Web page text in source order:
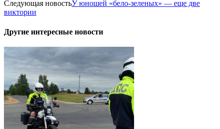
Следующая новостьУ юношей «бело-зеленых» — еще две
виктории
Другие интересные новости